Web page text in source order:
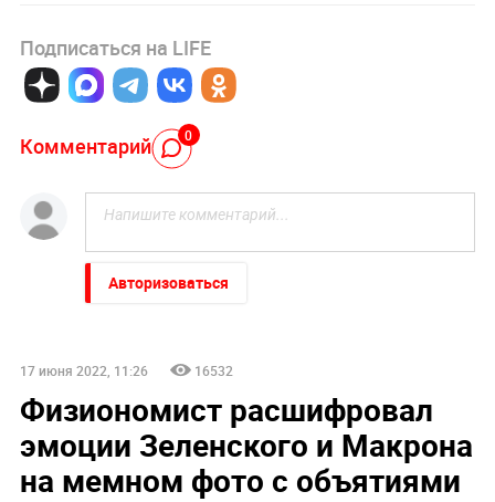
Подписаться на LIFE
Комментарий 0
Авторизоваться
17 июня 2022, 11:26 16532
Физиономист расшифровал
эмоции Зеленского и Макрона
на мемном фото с объятиями